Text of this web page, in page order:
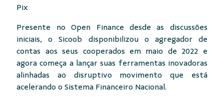
Pix
Presente no Open Finance desde as discussões
iniciais, o Sicoob disponibilizou o agregador de
contas aos seus cooperados em maio de 2022 e
agora começa a lançar suas ferramentas inovadoras
alinhadas ao disruptivo movimento que está
acelerando o Sistema Financeiro Nacional.